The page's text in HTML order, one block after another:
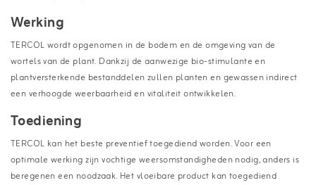
Werking
TERCOL wordt opgenomen in de bodem en de omgeving van de
wortels van de plant. Dankzij de aanwezige bio-stimulante en
plantversterkende bestanddelen zullen planten en gewassen indirect
een verhoogde weerbaarheid en vitaliteit ontwikkelen.
Toediening
TERCOL kan het beste preventief toegediend worden. Voor een
optimale werking zijn vochtige weersomstandigheden nodig, anders is
beregenen een noodzaak. Het vloeibare product kan toegediend